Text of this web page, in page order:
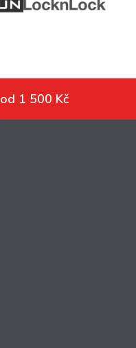
od 1 500 Kč